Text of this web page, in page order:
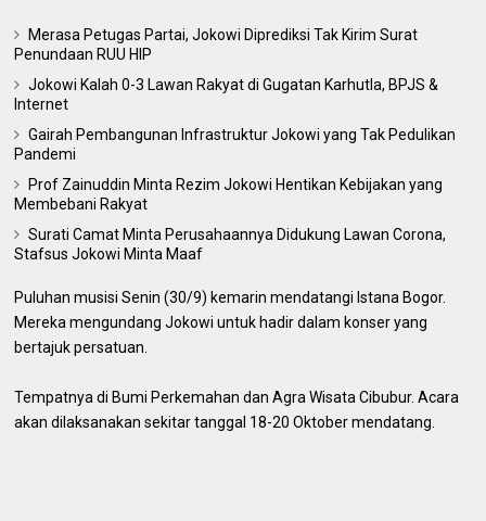
Merasa Petugas Partai, Jokowi Diprediksi Tak Kirim Surat
Penundaan RUU HIP
Jokowi Kalah 0-3 Lawan Rakyat di Gugatan Karhutla, BPJS &
Internet
Gairah Pembangunan Infrastruktur Jokowi yang Tak Pedulikan
Pandemi
Prof Zainuddin Minta Rezim Jokowi Hentikan Kebijakan yang
Membebani Rakyat
Surati Camat Minta Perusahaannya Didukung Lawan Corona,
Stafsus Jokowi Minta Maaf
Puluhan musisi Senin (30/9) kemarin mendatangi Istana Bogor.
Mereka mengundang Jokowi untuk hadir dalam konser yang
bertajuk persatuan.
Tempatnya di Bumi Perkemahan dan Agra Wisata Cibubur. Acara
akan dilaksanakan sekitar tanggal 18-20 Oktober mendatang.